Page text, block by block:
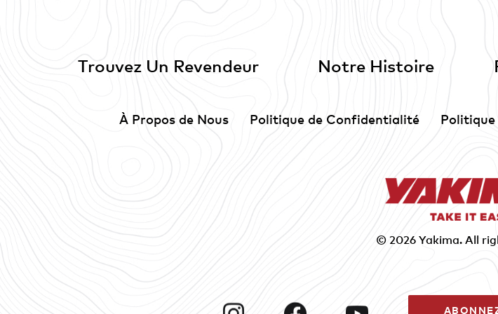
Trouvez Un Revendeur Notre Histoire
À Propos de Nous Politique de Confidentialité
© 2026 Yakima. All